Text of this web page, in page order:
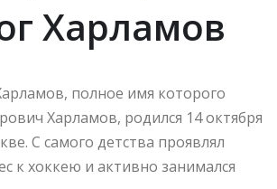
Харламов
полное имя которого
Харламов, родился 14 октября
С самого детства проявлял
к хоккею и активно занимался